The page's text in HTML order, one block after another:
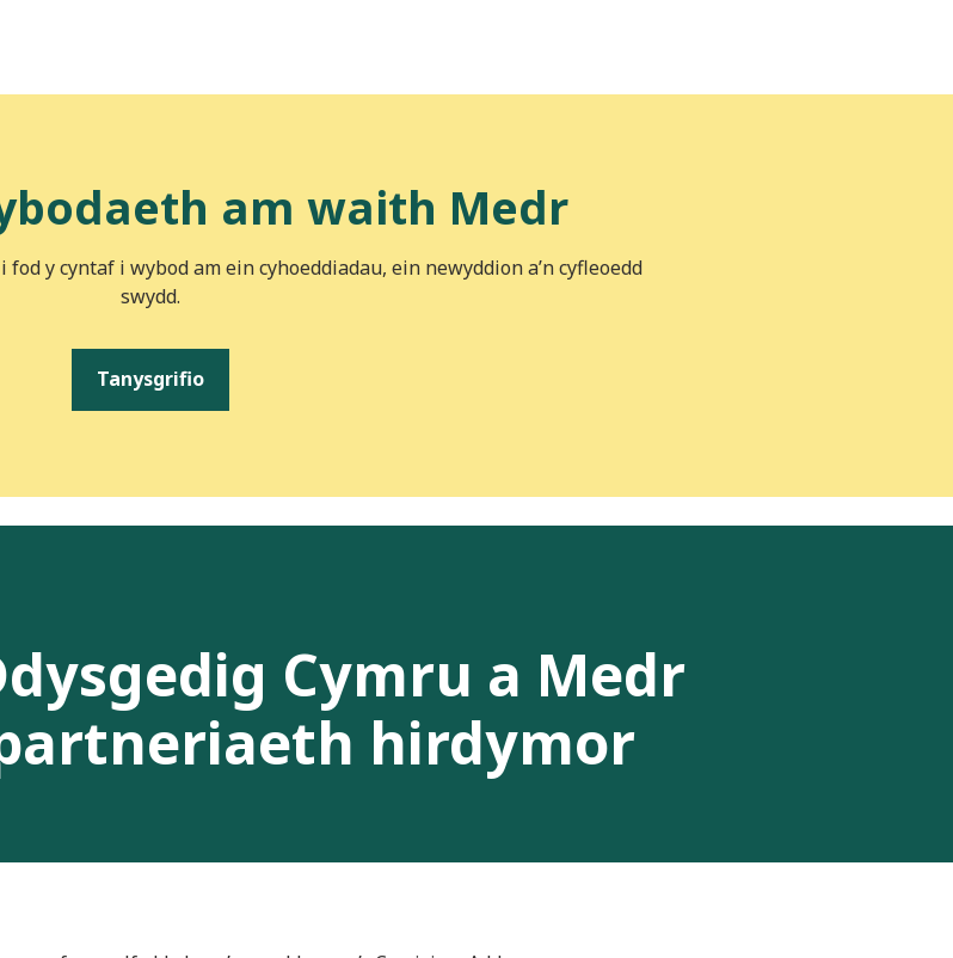
am waith Medr
y cyntaf i wybod am ein cyhoeddiadau, ein newyddion a’n cyfleoedd
swydd.
Tanysgrifio
Cymru a Medr
hirdymor